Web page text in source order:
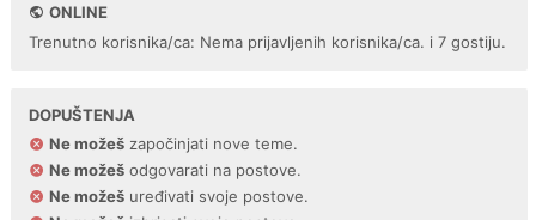
ONLINE
Trenutno korisnika/ca: Nema prijavljenih korisnika/ca. i 7 gostiju.
DOPUŠTENJA
Ne možeš započinjati nove teme.
Ne možeš odgovarati na postove.
Ne možeš uređivati svoje postove.